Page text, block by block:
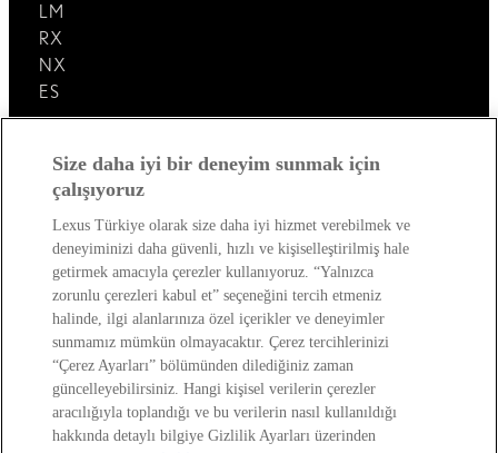
LM
RX
NX
ES
Lexus'u Keşfedin!
Satış Sonrası
Lexus Dünyası
Site PolitikasıKişisel Veri Paylaşımı Ve İletişim İzni
Size daha iyi bir deneyim sunmak için
çalışıyoruz
Lexus Türkiye olarak size daha iyi hizmet verebilmek ve
deneyiminizi daha güvenli, hızlı ve kişiselleştirilmiş hale
getirmek amacıyla çerezler kullanıyoruz. “Yalnızca
zorunlu çerezleri kabul et” seçeneğini tercih etmeniz
halinde, ilgi alanlarınıza özel içerikler ve deneyimler
sunmamız mümkün olmayacaktır. Çerez tercihlerinizi
“Çerez Ayarları” bölümünden dilediğiniz zaman
güncelleyebilirsiniz. Hangi kişisel verilerin çerezler
aracılığıyla toplandığı ve bu verilerin nasıl kullanıldığı
hakkında detaylı bilgiye Gizlilik Ayarları üzerinden